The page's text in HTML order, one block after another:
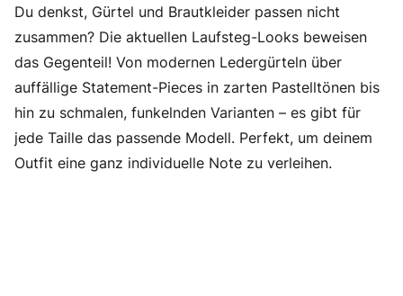
Du denkst, Gürtel und Brautkleider passen nicht
zusammen? Die aktuellen Laufsteg-Looks beweisen
das Gegenteil! Von modernen Ledergürteln über
auffällige Statement-Pieces in zarten Pastelltönen bis
hin zu schmalen, funkelnden Varianten – es gibt für
jede Taille das passende Modell. Perfekt, um deinem
Outfit eine ganz individuelle Note zu verleihen.